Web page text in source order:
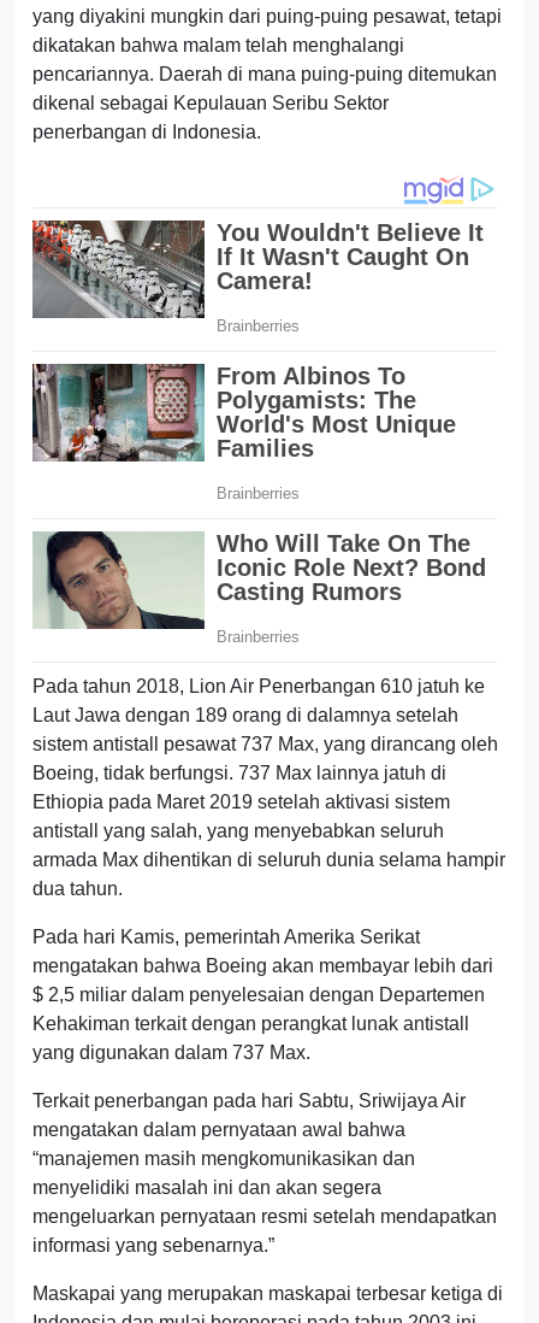
yang diyakini mungkin dari puing-puing pesawat, tetapi
dikatakan bahwa malam telah menghalangi
pencariannya. Daerah di mana puing-puing ditemukan
dikenal sebagai Kepulauan Seribu Sektor
penerbangan di Indonesia.
Pada tahun 2018, Lion Air Penerbangan 610 jatuh ke
Laut Jawa dengan 189 orang di dalamnya setelah
sistem antistall pesawat 737 Max, yang dirancang oleh
Boeing, tidak berfungsi. 737 Max lainnya jatuh di
Ethiopia pada Maret 2019 setelah aktivasi sistem
antistall yang salah, yang menyebabkan seluruh
armada Max dihentikan di seluruh dunia selama hampir
dua tahun.
Pada hari Kamis, pemerintah Amerika Serikat
mengatakan bahwa Boeing akan membayar lebih dari
$ 2,5 miliar dalam penyelesaian dengan Departemen
Kehakiman terkait dengan perangkat lunak antistall
yang digunakan dalam 737 Max.
Terkait penerbangan pada hari Sabtu, Sriwijaya Air
mengatakan dalam pernyataan awal bahwa
“manajemen masih mengkomunikasikan dan
menyelidiki masalah ini dan akan segera
mengeluarkan pernyataan resmi setelah mendapatkan
informasi yang sebenarnya.”
Maskapai yang merupakan maskapai terbesar ketiga di